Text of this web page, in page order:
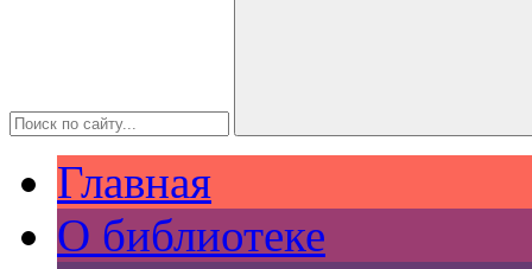
Главная
О библиотеке